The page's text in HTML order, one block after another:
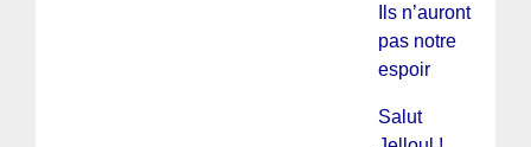
Ils n’auront
pas notre
espoir
Salut